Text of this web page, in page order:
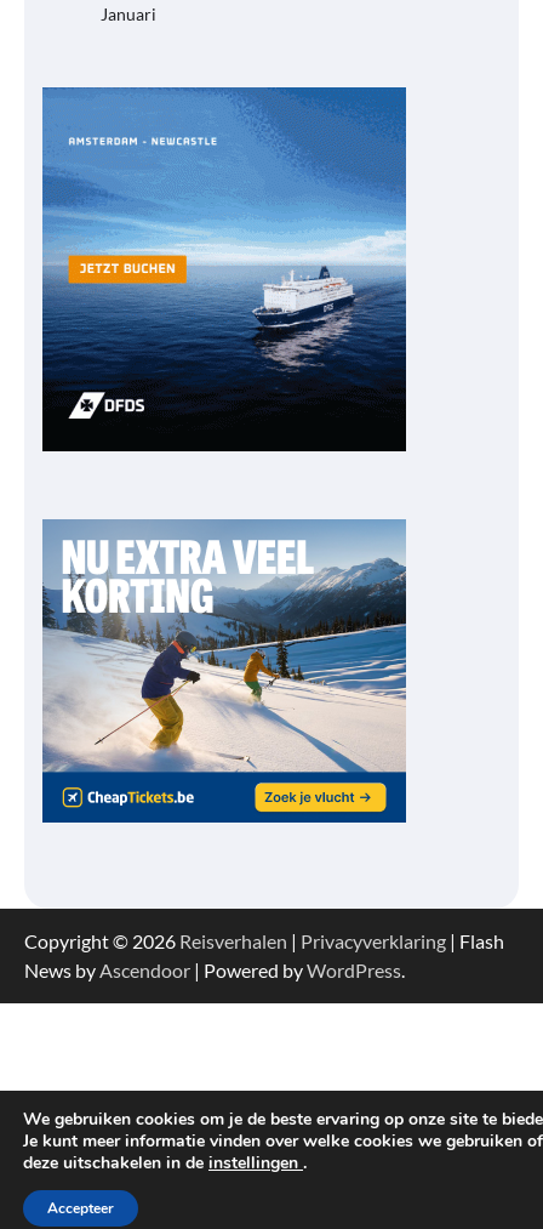
Januari
Copyright © 2026 Reisverhalen | Privacyverklaring | Flash
News byAscendoor | Powered byWordPress.
We gebruiken cookies om je de beste ervaring op onze site te
Je kunt meer informatie vinden over welke cookies we gebruiken of
deze uitschakelen in de instellingen .
Accepteer